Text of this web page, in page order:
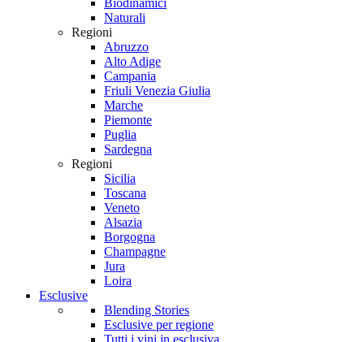
Biodinamici
Naturali
Regioni
Abruzzo
Alto Adige
Campania
Friuli Venezia Giulia
Marche
Piemonte
Puglia
Sardegna
Regioni
Sicilia
Toscana
Veneto
Alsazia
Borgogna
Champagne
Jura
Loira
Esclusive
Blending Stories
Esclusive per regione